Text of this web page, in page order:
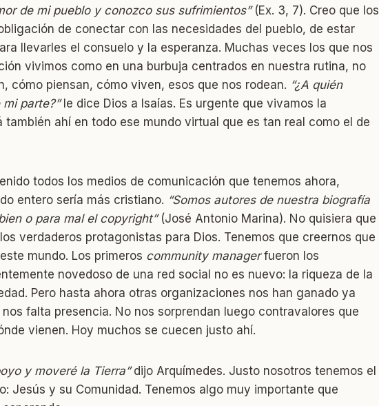
de mi pueblo y conozco sus sufrimientos”(Ex. 3, 7). Creo que los
de conectar con las necesidades del pueblo, de estar
llevarles el consuelo y la esperanza. Muchas veces los que nos
vivimos como en una burbuja centrados en nuestra rutina, no
cómo piensan, cómo viven, esos que nos rodean. “¿A quién
parte?”le dice Dios a Isaías. Es urgente que vivamos la
también ahí en todo ese mundo virtual que es tan real como el de
todos los medios de comunicación que tenemos ahora,
entero sería más cristiano. “Somos autores de nuestra biografía
o para mal el copyright”(José Antonio Marina). No quisiera que
verdaderos protagonistas para Dios. Tenemos que creernos que
mundo. Los primeros community managerfueron los
novedoso de una red social no es nuevo: la riqueza de la
Pero hasta ahora otras organizaciones nos han ganado ya
falta presencia. No nos sorprendan luego contravalores que
vienen. Hoy muchos se cuecen justo ahí.
y moveré la Tierra”dijo Arquímedes. Justo nosotros tenemos el
Jesús y su Comunidad. Tenemos algo muy importante que